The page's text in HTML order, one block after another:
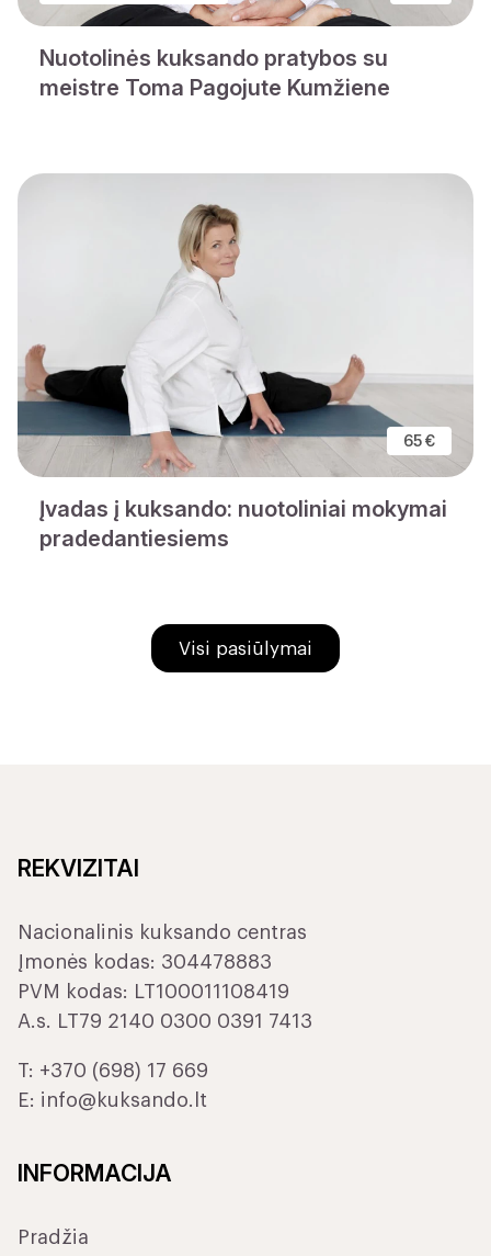
Nuotolinės kuksando pratybos su
meistre Toma Pagojute Kumžiene
65 €
Įvadas į kuksando: nuotoliniai mokymai
pradedantiesiems
Visi pasiūlymai
REKVIZITAI
Nacionalinis kuksando centras
Įmonės kodas: 304478883
PVM kodas: LT100011108419
A.s. LT79 2140 0300 0391 7413
T: +370 (698) 17 669
E: info@kuksando.lt
INFORMACIJA
Pradžia